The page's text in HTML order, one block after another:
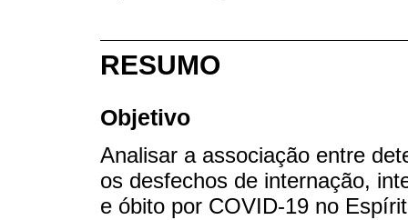
RESUMO
Objetivo
Analisar a associação entre
os desfechos de internação,
e óbito por COVID-19 no